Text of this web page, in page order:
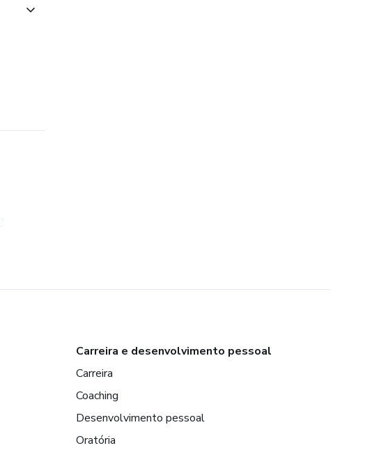
Carreira e desenvolvimento pessoal
Carreira
Coaching
Desenvolvimento pessoal
Oratória